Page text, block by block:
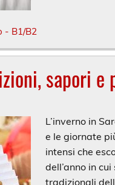
- B1/B2
sapori
L’inverno in
e le giornate
intensi che
dell’anno in
tradizionali